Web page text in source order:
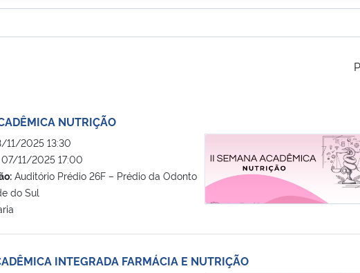
NUTRIÇÃO
2025 13:30
11/2025 17:00
Auditório Prédio 26F – Prédio da Odonto
do Sul
II SEMANA ACADÊMICA NUTRIÇÃO
INTEGRADA FARMÁCIA E NUTRIÇÃO